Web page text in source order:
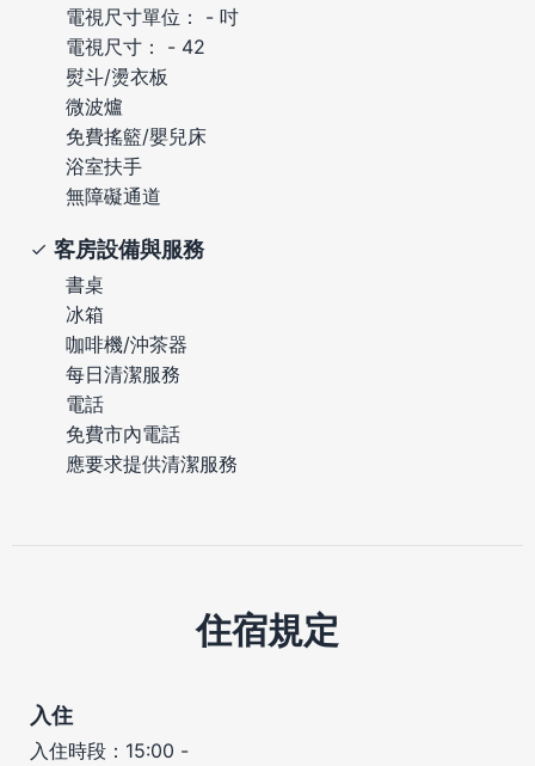
電視尺寸單位： - 吋
電視尺寸： - 42
熨斗/燙衣板
微波爐
免費搖籃/嬰兒床
浴室扶手
無障礙通道
客房設備與服務
書桌
冰箱
咖啡機/沖茶器
每日清潔服務
電話
免費市內電話
應要求提供清潔服務
住宿規定
入住
入住時段：15:00 -